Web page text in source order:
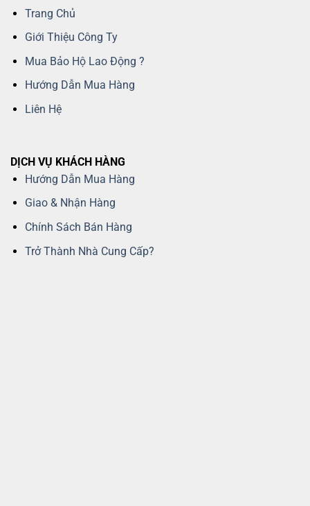
Trang Chủ
Giới Thiệu Công Ty
Mua Bảo Hộ Lao Động ?
Hướng Dẫn Mua Hàng
Liên Hệ
DỊCH VỤ KHÁCH HÀNG
Hướng Dẫn Mua Hàng
Giao & Nhận Hàng
Chính Sách Bán Hàng
Trở Thành Nhà Cung Cấp?